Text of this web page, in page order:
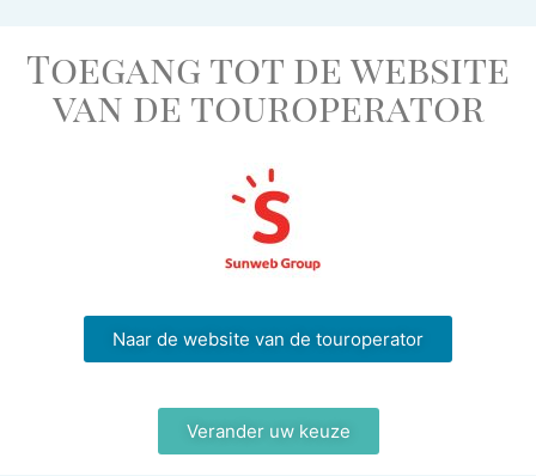
Toegang tot de website
van de touroperator
Naar de website van de touroperator
Verander uw keuze